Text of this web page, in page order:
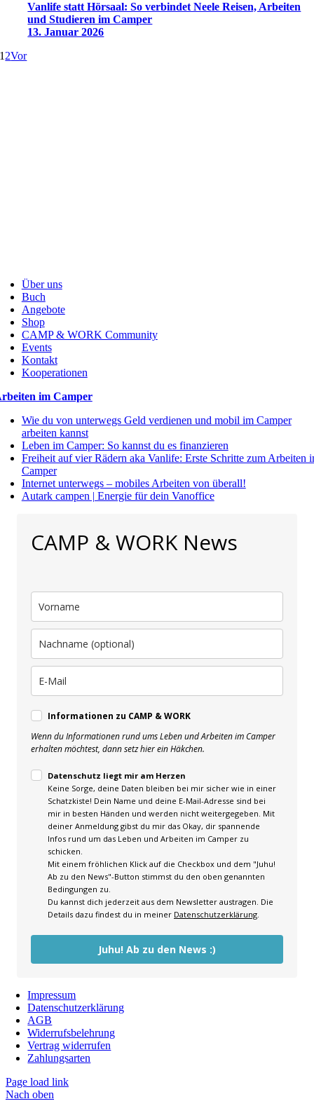
Vanlife statt Hörsaal: So verbindet Neele Reisen, Arbeiten
und Studieren im Camper
13. Januar 2026
1 2Vor
Über uns
Buch
Angebote
Shop
CAMP & WORK Community
Events
Kontakt
Kooperationen
im Camper
Wie du von unterwegs Geld verdienen und mobil im Camper
arbeiten kannst
Leben im Camper: So kannst du es finanzieren
Freiheit auf vier Rädern aka Vanlife: Erste Schritte zum Arbeiten
Camper
Internet unterwegs – mobiles Arbeiten von überall!
Autark campen | Energie für dein Vanoffice
CAMP & WORK News
Informationen zu CAMP & WORK
Wenn du Informationen rund ums Leben und Arbeiten im Camper
erhalten möchtest, dann setz hier ein Häkchen.
Datenschutz liegt mir am Herzen
Keine Sorge, deine Daten bleiben bei mir sicher wie in einer
Schatzkiste! Dein Name und deine E-Mail-Adresse sind bei
mir in besten Händen und werden nicht weitergegeben. Mit
deiner Anmeldung gibst du mir das Okay, dir spannende
Infos rund um das Leben und Arbeiten im Camper zu
schicken.
Mit einem fröhlichen Klick auf die Checkbox und dem "Juhu!
Ab zu den News"-Button stimmst du den oben genannten
Bedingungen zu.
Du kannst dich jederzeit aus dem Newsletter austragen. Die
Details dazu findest du in meiner Datenschutzerklärung.
Juhu! Ab zu den News :)
Impressum
Datenschutzerklärung
AGB
Widerrufsbelehrung
Vertrag widerrufen
Zahlungsarten
Page load link
Nach oben